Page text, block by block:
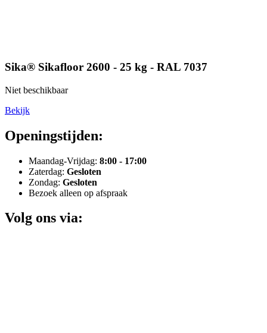
Sika® Sikafloor 2600 - 25 kg - RAL 7037
Niet beschikbaar
Bekijk
Openingstijden:
Maandag-Vrijdag: 8:00 - 17:00
Zaterdag: Gesloten
Zondag: Gesloten
Bezoek alleen op afspraak
Volg ons via: